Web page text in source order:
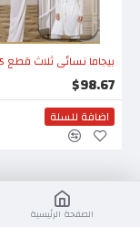
بيجاما نسائي ثلاث قطع YNC-BPJ155
$98.67
اضافة للسلة
الصفحة الرئيسية